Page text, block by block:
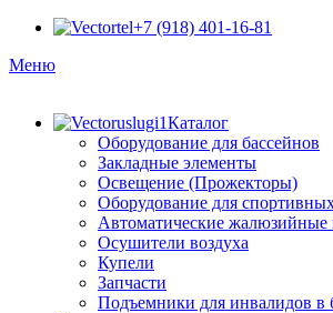
+7 (918) 401-16-81
Меню
Каталог
Оборудование для бассейнов
Закладные элементы
Освещение (Прожекторы)
Оборудование для
Автоматические жалюзийные
Осушители воздуха
Купели
Запчасти
Подъемники для инвалидов в